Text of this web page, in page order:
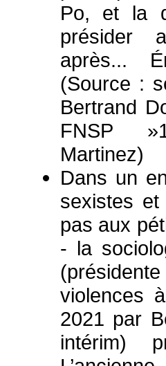
Po, et la
présider
après...
(Source :
Bertrand
FNSP
Martinez)
Dans un
sexistes
pas aux
- la
violences
2021 par
intérim)